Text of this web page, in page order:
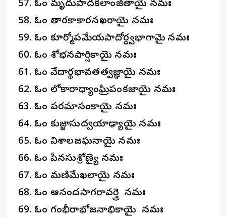
ఓం మృదుపాదకలాంజితాయై నమః
ఓం తారకాకారనఖరాయై నమః
ఓం కూర్మోపమేయపాదోర్ధ్వభాగామై నమః
ఓం శోభనపార్షికాయై నమః
ఓం వేదార్థభావతత్వజ్ఞాయై నమః
ఓం లోకారాధ్యాంఘ్రిపంకజాయై నమః
ఓం పరమాసంకాయై నమః
ఓం కుజ్జాసుద్వయాఢ్యాయై నమః
ఓం విశాలజఘనాయై నమః
ఓం పీనసుశ్రోణ్యై నమః
ఓం మణిమేఖలాయై నమః
ఓం ఆనందసాగరావర్త్రె నమః
ఓం గంభీరాభోజనాభికాయై నమః